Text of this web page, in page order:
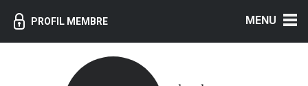
PROFIL MEMBRE MENU